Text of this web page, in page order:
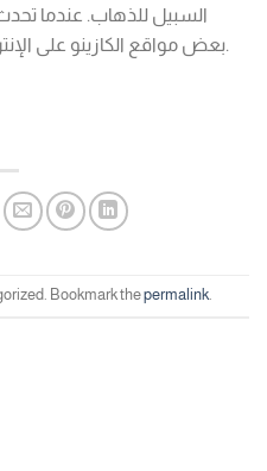
السبيل للذهاب. عندما
بعض مواقع الكازينو على الإنترنت من المحتمل أن تقدمها قريبا.
Bookmark thepermalink.